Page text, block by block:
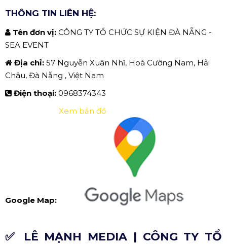
THÔNG TIN LIÊN HỆ:
Tên đơn vị: CÔNG TY TỔ CHỨC SỰ KIỆN ĐÀ NẴNG -
SEA EVENT
Địa chỉ: 57 Nguyễn Xuân Nhĩ, Hoà Cường Nam, Hải
Châu, Đà Nẵng , Việt Nam
Điện thoại: 0968374343
Google Map:
Xem bản đồ
✅ LÊ MẠNH MEDIA | CÔNG TY TỔ